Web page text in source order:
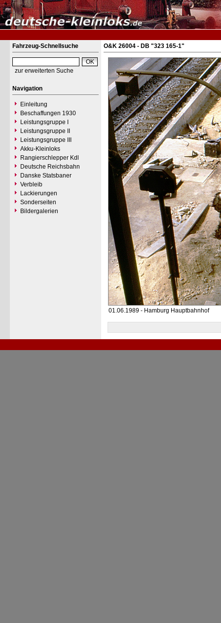
Fahrzeug-Schnellsuche
zur erweiterten Suche
Navigation
Einleitung
Beschaffungen 1930
Leistungsgruppe I
Leistungsgruppe II
Leistungsgruppe III
Akku-Kleinloks
Rangierschlepper Kdl
Deutsche Reichsbahn
Danske Statsbaner
Verbleib
Lackierungen
Sonderseiten
Bildergalerien
O&K 26004 - DB "323 165-1"
01.06.1989 - Hamburg Hauptbahnhof